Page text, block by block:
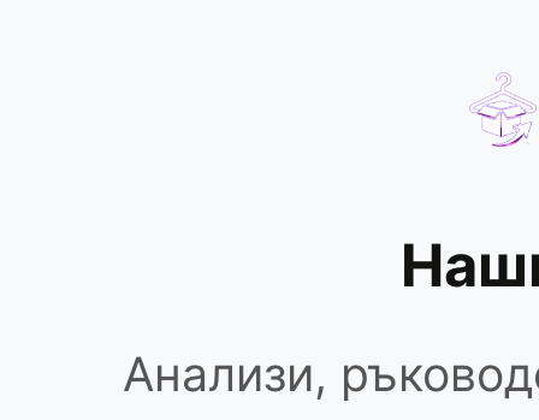
Анализи,